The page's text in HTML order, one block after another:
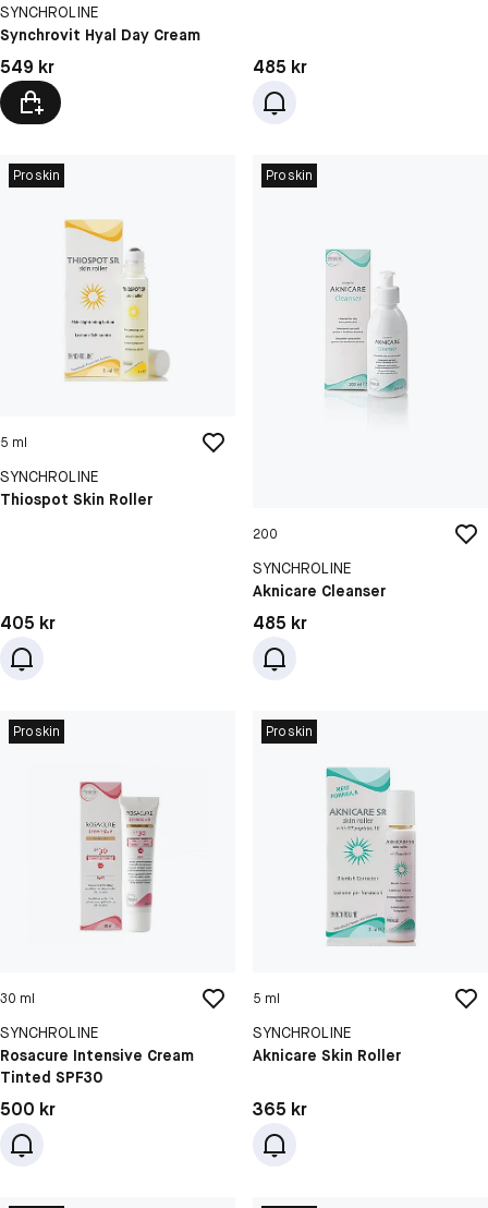
SYNCHROLINE
Synchrovit Hyal Day Cream
Pris: 549 kr
549 kr Pris: 485 kr
485 kr
Proskin
5 ml
SYNCHROLINE
Thiospot Skin Roller
Pris: 405 kr
405 kr
Proskin
200
SYNCHROLINE
Aknicare Cleanser
Pris: 485 kr
485 kr
Proskin
30 ml
SYNCHROLINE
Rosacure Intensive Cream
Tinted SPF30
Pris: 500 kr
500 kr
Proskin
5 ml
SYNCHROLINE
Aknicare Skin Roller
Pris: 365 kr
365 kr